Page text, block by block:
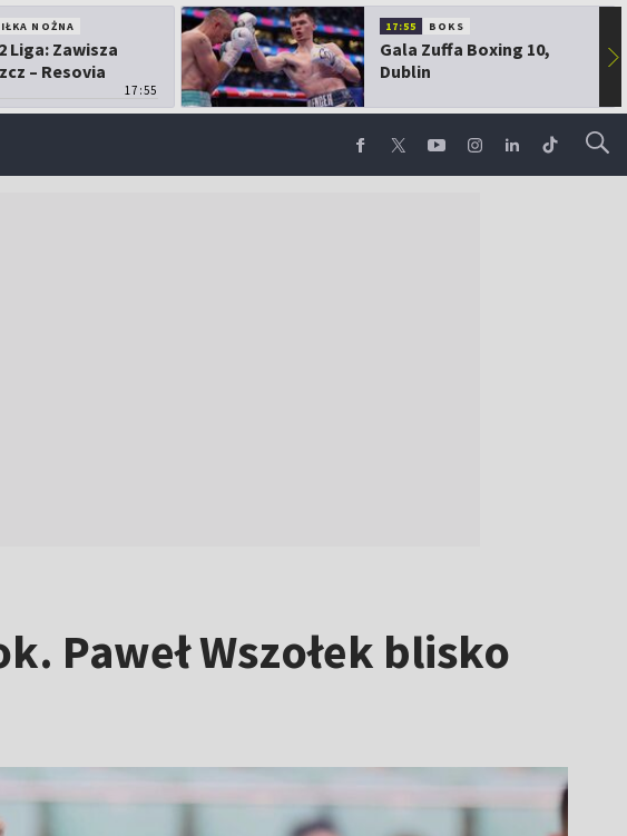
NOŻNA
Liga: Zawisza
– Resovia
17:55
17:55 BOKS
Gala Zuffa Boxing 10,
Dublin
▶
Paweł Wszołek blisko